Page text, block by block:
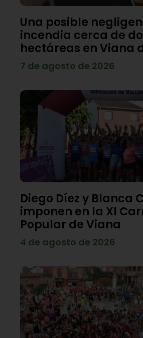
Una posible
incendia cerca de
hectáreas en Viana
7 de agosto de 2026
Diego Díez y Blanca
imponen en la XI
Popular de Viana
4 de agosto de 2026